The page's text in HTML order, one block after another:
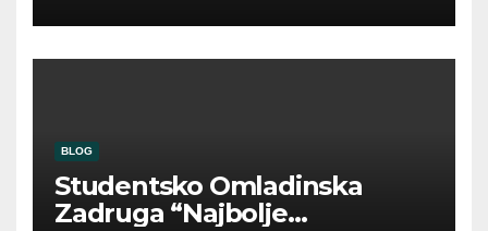
BLOG
Studentsko Omladinska
Zadruga “Najbolje